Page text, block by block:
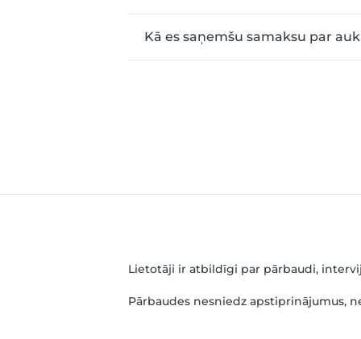
Kā es saņemšu samaksu par
Lietotāji ir atbildīgi par pārbaudi,
Pārbaudes nesniedz apstiprinājumus,